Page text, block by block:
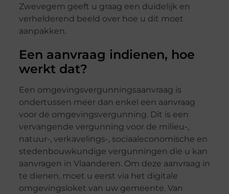
Zwevegem geeft u graag een duidelijk en
verhelderend beeld over hoe u dit moet
aanpakken.
Een aanvraag indienen, hoe
werkt dat?
Een omgevingsvergunningsaanvraag is
ondertussen meer dan enkel een aanvraag
voor de omgevingsvergunning. Dit is een
vervangende vergunning voor de milieu-,
natuur-, verkavelings-, sociaaleconomische en
stedenbouwkundige vergunningen die u kan
aanvragen in Vlaanderen. Om deze aanvraag in
te dienen, moet u eerst via het digitale
omgevingsloket van uw gemeente. Van